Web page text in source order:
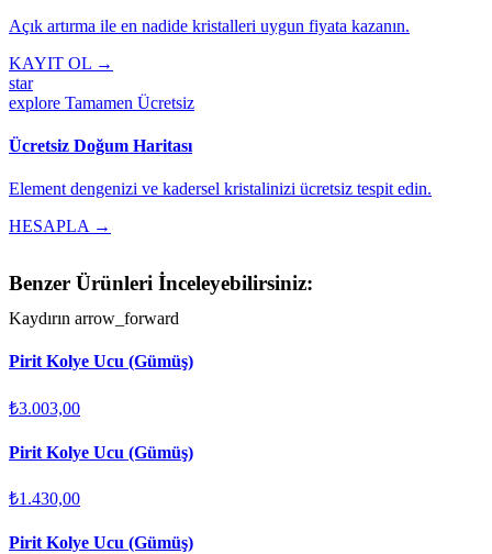
Açık artırma ile en nadide kristalleri uygun fiyata kazanın.
KAYIT OL →
star
explore Tamamen Ücretsiz
Ücretsiz Doğum Haritası
Element dengenizi ve kadersel kristalinizi ücretsiz tespit edin.
HESAPLA →
Benzer Ürünleri İnceleyebilirsiniz:
Kaydırın arrow_forward
Pirit Kolye Ucu (Gümüş)
₺3.003,00
Pirit Kolye Ucu (Gümüş)
₺1.430,00
Pirit Kolye Ucu (Gümüş)